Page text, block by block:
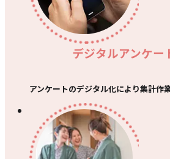
デジタルアンケー
アンケートのデジタル化により集計作